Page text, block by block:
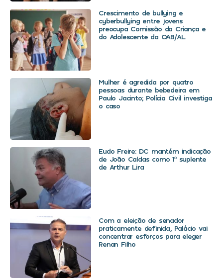
Crescimento de bullying e
cyberbullying entre jovens
preocupa Comissão da Criança e
do Adolescente da OAB/AL
Mulher é agredida por quatro
pessoas durante bebedeira em
Paulo Jacinto; Polícia Civil investiga
o caso
Eudo Freire: DC mantém indicação
de João Caldas como 1º suplente
de Arthur Lira
Com a eleição de senador
praticamente definida, Palácio vai
concentrar esforços para eleger
Renan Filho